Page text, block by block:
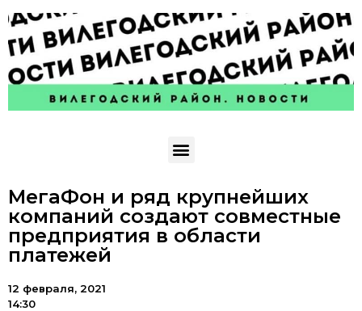
МегаФон и ряд крупнейших
компаний создают совместные
предприятия в области
платежей
12 февраля, 2021
14:30